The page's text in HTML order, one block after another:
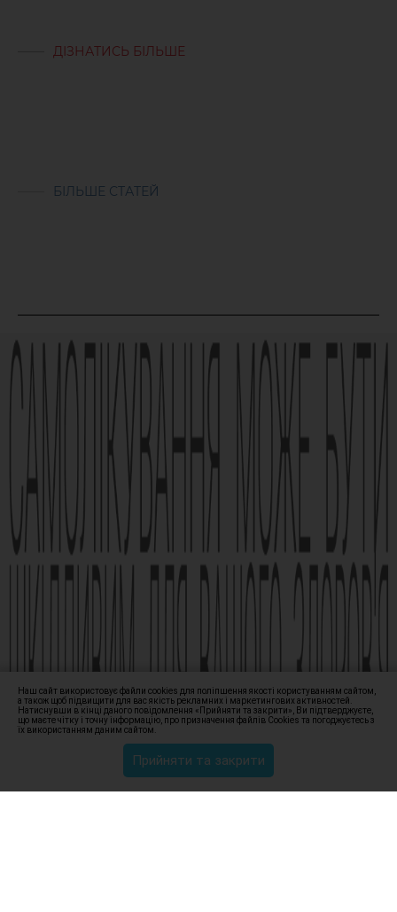
ДІЗНАТИСЬ БІЛЬШЕ
БІЛЬШЕ СТАТЕЙ
Реклама лікарського засобу. Перед застосуванням лікарського
АМІЗОН РП МОЗ України № UA/6493/01/01, UA/6493/01/02 зі
змінами від 21.09.2021 Наказ МОЗ № 1994
Наш сайт використовує файли cookies для поліпшення якості користуванням сайтом,
а також щоб підвищити для вас якість рекламних і маркетингових активностей.
Натиснувши в кінці даного повідомлення «Прийняти та закрити», Ви підтверджуєте,
що маєте чітку і точну інформацію, про призначення файлів Сookies та погоджуєтесь з
їх використанням даним сайтом.
Прийняти та закрити